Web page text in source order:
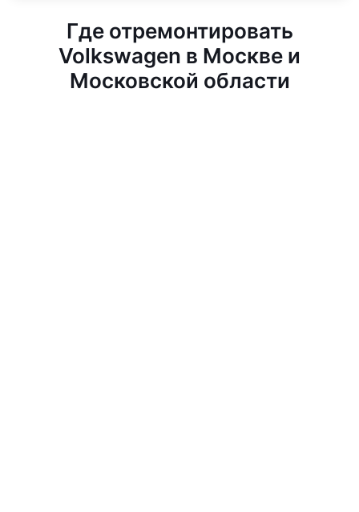
Где отремонтировать
Volkswagen в Москве и
Московской области